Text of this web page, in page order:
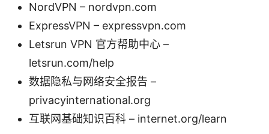
NordVPN – nordvpn.com
ExpressVPN – expressvpn.com
Letsrun VPN 官方帮助中心 –
letsrun.com/help
数据隐私与网络安全报告 –
privacyinternational.org
互联网基础知识百科 – internet.org/learn